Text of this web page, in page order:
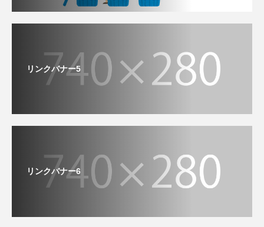
リンクバナー5
リンクバナー6